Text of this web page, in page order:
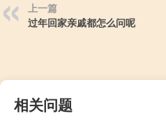
上一篇
过年回家亲戚都怎么问呢
相关问题